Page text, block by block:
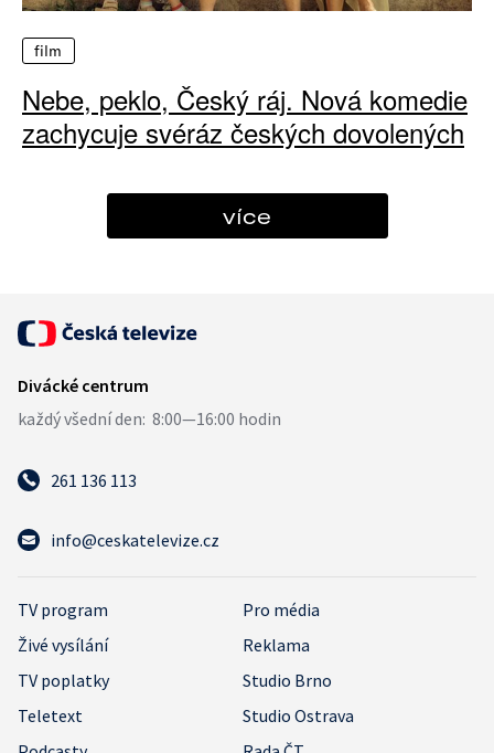
film
Nebe, peklo, Český ráj. Nová komedie
zachycuje svéráz českých dovolených
více
261 136 113
info@ceskatelevize.cz
TV program
Pro média
Živé vysílání
Reklama
TV poplatky
Studio Brno
Teletext
Studio Ostrava